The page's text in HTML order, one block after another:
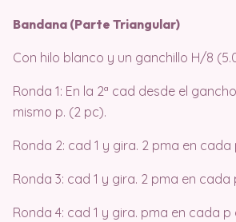
Bandana (Parte Triangular)
Con hilo blanco y un ganchillo H/8
Ronda 1: En la 2ª cad desde el
mismo p. (2 pc).
Ronda 2: cad 1 y gira. 2 pma en
Ronda 3: cad 1 y gira. 2 pma en
Ronda 4: cad 1 y gira. pma en cada